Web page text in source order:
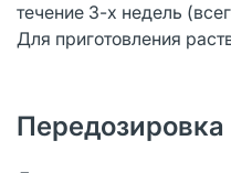
течение 3-х недель
Для приготовления
Передозировка